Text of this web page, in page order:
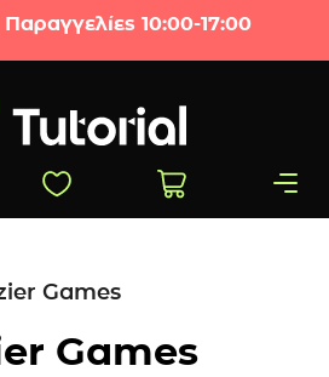
10:00-17:00
Games
Games